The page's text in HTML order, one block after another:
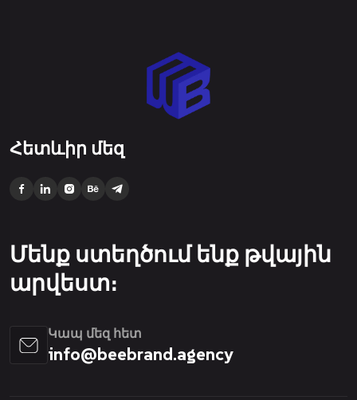
Հետևիր մեզ
Մենք ստեղծում ենք թվային
արվեստ։
Կապ մեզ հետ
info@beebrand.agency